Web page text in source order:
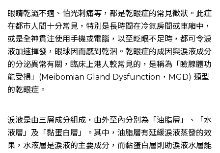
眼睛乾澀不適、怕光刺痛等，都是乾眼症的常見徵狀。此症
在都市人間十分常見，特別是長時間在冷氣房間或車廂中，
或是全神貫注使用手機或電腦，以至眨眼不足時，都可令淚
液加速揮發，眼球因而感到乾涸。乾眼症的成因與淚液成分
的分泌異常有關，臨床上港人較常見的，是稱為「瞼腺體功
能受損」(Meibomian Gland Dysfunction，MGD) 類型
的乾眼症。
淚液是由三層成分組成，由外至內分別為「油脂層」、「水
液層」及「黏蛋白層」。其中，油脂層有延緩淚液蒸發的效
果，水液層是淚液的主要成分，而黏蛋白層則助淚液水層能